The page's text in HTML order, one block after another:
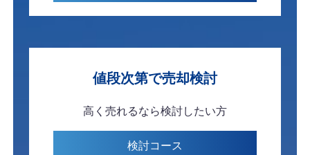
値段次第で売却検討
高く売れるなら検討したい方
検討コース